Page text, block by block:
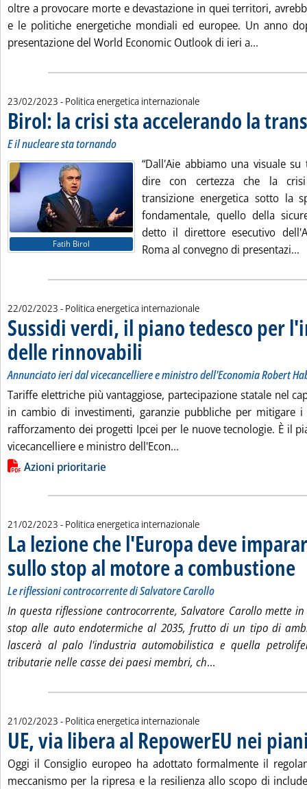
oltre a provocare morte e devastazione in quei territori,
e le politiche energetiche mondiali ed europee. Un anno
presentazione del World Economic Outlook di ieri a...
23/02/2023 - Politica energetica internazionale
Birol: la crisi sta accelerando la
E il nucleare sta tornando
Fatih Birol
“Dall'Aie abbiamo una visuale
dire con certezza che la
transizione energetica sotto la
fondamentale, quello della
detto il direttore esecutivo
Roma al convegno di presentazi...
22/02/2023 - Politica energetica internazionale
Sussidi verdi, il piano tedesco per
delle rinnovabili . Sottotitolo: Annunciato ieri dal vicecancelliere
. Pubblicata mercoledì 22 febbraio 2023 alle
Annunciato ieri dal vicecancelliere e ministro dell'Economia Robert
Tariffe elettriche più vantaggiose, partecipazione statale nel
in cambio di investimenti, garanzie pubbliche per mitigare
rafforzamento dei progetti Ipcei per le nuove tecnologie. È il
vicecancelliere e ministro dell'Econ...
Lista allegati PDF alla notizia
Azioni prioritarie
21/02/2023 - Politica energetica internazionale
La lezione che l'Europa deve
sullo stop al motore a combustione
Le riflessioni controcorrente di Salvatore Carollo
In questa riflessione controcorrente, Salvatore Carollo mette
stop alle auto endotermiche al 2035, frutto di un tipo di
lascerà al palo l'industria automobilistica e quella
tributarie nelle casse dei paesi membri, ch...
21/02/2023 - Politica energetica internazionale
UE, via libera al RepowerEU nei
Oggi il Consiglio europeo ha adottato formalmente il
meccanismo per la ripresa e la resilienza allo scopo di